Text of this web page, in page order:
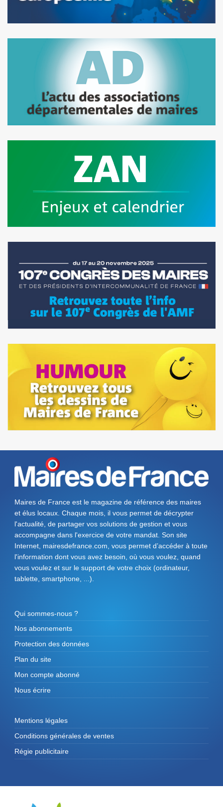
Maires de France est le magazine de référence des maires
et élus locaux. Chaque mois, il vous permet de décrypter
l'actualité, de partager vos solutions de gestion et vous
accompagne dans l'exercice de votre mandat. Son site
Internet, mairesdefrance.com, vous permet d’accéder à toute
l'information dont vous avez besoin, où vous voulez, quand
vous voulez et sur le support de votre choix (ordinateur,
tablette, smartphone, ...).
Qui sommes-nous ?
Nos abonnements
Protection des données
Plan du site
Mon compte abonné
Nous écrire
Mentions légales
Conditions générales de ventes
Régie publicitaire